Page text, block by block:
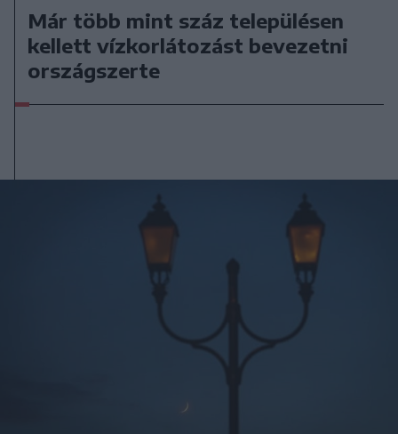
Már több mint száz településen
kellett vízkorlátozást bevezetni
országszerte